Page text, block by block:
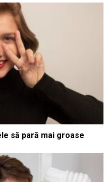
să pară mai groase